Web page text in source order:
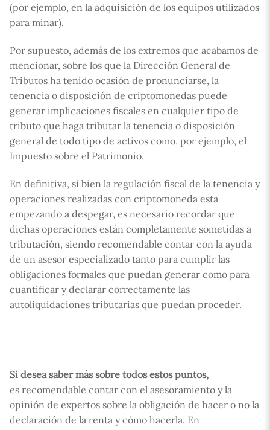
(por ejemplo, en la adquisición de los equipos utilizados
para minar).
Por supuesto, además de los extremos que acabamos de
mencionar, sobre los que la Dirección General de
Tributos ha tenido ocasión de pronunciarse, la
tenencia o disposición de criptomonedas puede
generar implicaciones fiscales en cualquier tipo de
tributo que haga tributar la tenencia o disposición
general de todo tipo de activos como, por ejemplo, el
Impuesto sobre el Patrimonio.
En definitiva, si bien la regulación fiscal de la tenencia y
operaciones realizadas con criptomoneda esta
empezando a despegar, es necesario recordar que
dichas operaciones están completamente sometidas a
tributación, siendo recomendable contar con la ayuda
de un asesor especializado tanto para cumplir las
obligaciones formales que puedan generar como para
cuantificar y declarar correctamente las
autoliquidaciones tributarias que puedan proceder.
Si desea saber más sobre todos estos puntos,
es recomendable contar con el asesoramiento y la
opinión de expertos sobre la obligación de hacer o no la
declaración de la renta y cómo hacerla. En